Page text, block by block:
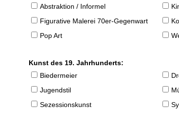
Abstraktion / Informel
Figurative Malerei 70er-Gegenwart
Pop Art
Kunst des 19. Jahrhunderts:
Biedermeier
Jugendstil
Sezessionskunst